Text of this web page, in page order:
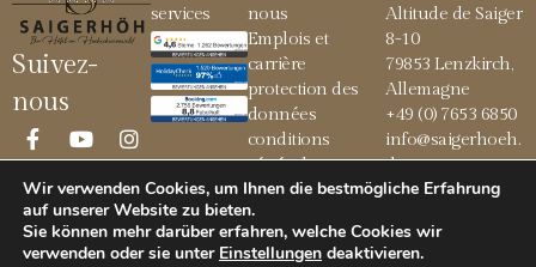
Suivez-
nous
services
nous
Emplois et
carrière
protection des
données
conditions
générales
Mentions légales
Altitude de Saiger
8-10
79853 Lenzkirch,
Allemagne
+49 (0) 7653 6850
info@saigerhoeh.
de
Wir verwenden Cookies, um Ihnen die bestmögliche Erfahrung
auf unserer Website zu bieten.
Sie können mehr darüber erfahren, welche Cookies wir
verwenden oder sie unter Einstellungen deaktivieren.